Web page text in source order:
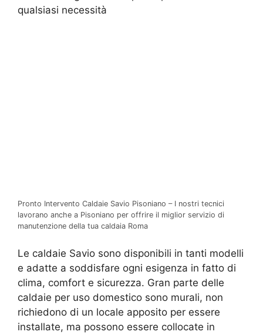
qualsiasi necessità
Pronto Intervento Caldaie Savio Pisoniano – I nostri tecnici
lavorano anche a Pisoniano per offrire il miglior servizio di
manutenzione della tua caldaia Roma
Le caldaie Savio sono disponibili in tanti modelli
e adatte a soddisfare ogni esigenza in fatto di
clima, comfort e sicurezza. Gran parte delle
caldaie per uso domestico sono murali, non
richiedono di un locale apposito per essere
installate, ma possono essere collocate in